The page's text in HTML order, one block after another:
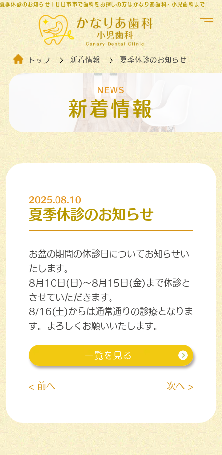
夏季休診のお知らせ｜廿日市市で歯科をお探しの方はかなりあ歯科・小児歯科まで
トップ 新着情報 夏季休診のお知らせ
NEWS
新着情報
2025.08.10
夏季休診のお知らせ
お盆の期間の休診日についてお知らせい
たします。
8月10日(日)～8月15日(金)まで休診と
させていただきます。
8/16(土)からは通常通りの診療となりま
す。よろしくお願いいたします。
< 前へ
一覧を見る
次へ >